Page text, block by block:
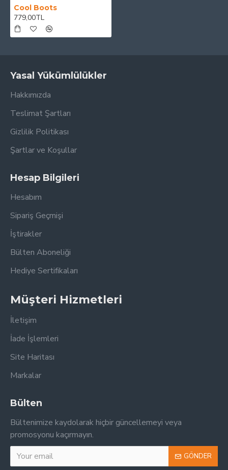
Cool Boots
779,00TL
Yasal Yükümlülükler
Hakkımızda
Teslimat Şartları
Gizlilik Politikası
Şartlar ve Koşullar
Hesap Bilgileri
Hesabım
Sipariş Geçmişi
İştirakler
Bülten Aboneliği
Hediye Sertifikaları
Müşteri Hizmetleri
İletişim
İade İşlemleri
Site Haritası
Markalar
Bülten
Bültenimize kaydolarak hiçbir güncellemeyi veya
promosyonu kaçırmayın.
GÖNDER